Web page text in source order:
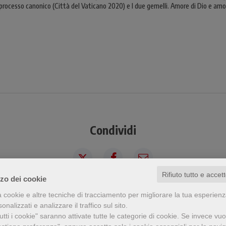
dei cookie
Rifiuto tutto e
cookie e altre tecniche di tracciamento per migliorare la tua
e analizzare il traffico sul sito.
i cookie" saranno attivate tutte le categorie di cookie. Se invece
canonico (Città del Vaticano 2020) e I due gemelli. Amore di Dio e
Condividi
visto questo prodotto ha visto